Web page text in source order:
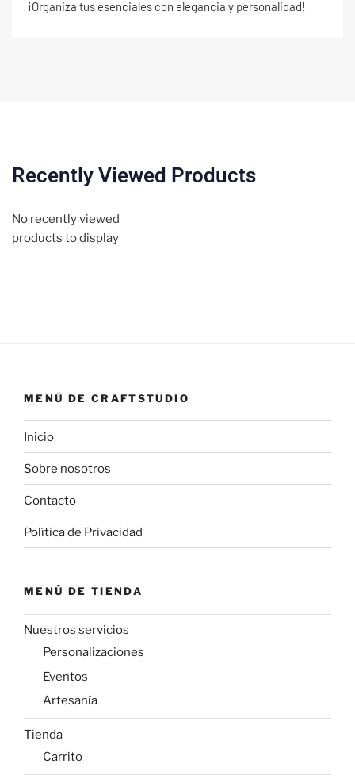
¡Organiza tus esenciales con elegancia y personalidad!
Recently Viewed Products
No recently viewed
products to display
MENÚ DE CRAFTSTUDIO
Inicio
Sobre nosotros
Contacto
Política de Privacidad
MENÚ DE TIENDA
Nuestros servicios
Personalizaciones
Eventos
Artesanía
Tienda
Carrito